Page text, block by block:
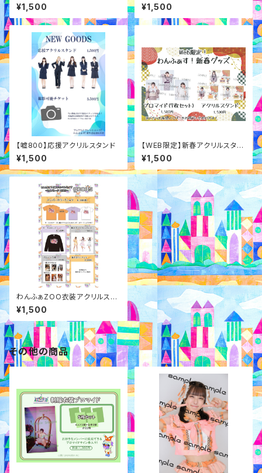
ベンちゃ～】ランダムアクスタ
¥1,500 ド
¥1,500
【嘘800】応援アクリルスタンド
¥1,500
【WEB限定】新春アクリルスタン
ド
¥1,500
わんふぁZOO衣装アクリルスタ
ンド
¥1,500
その他の商品